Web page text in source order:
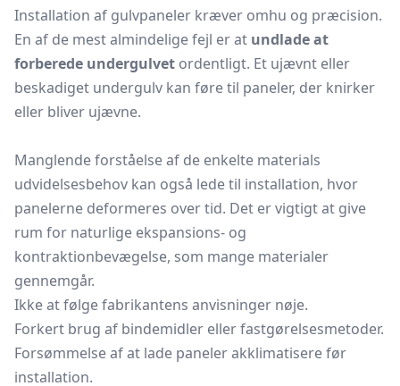
Installation af gulvpaneler kræver omhu og præcision.
En af de mest almindelige fejl er at undlade at
forberede undergulvet ordentligt. Et ujævnt eller
beskadiget undergulv kan føre til paneler, der knirker
eller bliver ujævne.
Manglende forståelse af de enkelte materials
udvidelsesbehov kan også lede til installation, hvor
panelerne deformeres over tid. Det er vigtigt at give
rum for naturlige ekspansions- og
kontraktionbevægelse, som mange materialer
gennemgår.
Ikke at følge fabrikantens anvisninger nøje.
Forkert brug af bindemidler eller fastgørelsesmetoder.
Forsømmelse af at lade paneler akklimatisere før
installation.